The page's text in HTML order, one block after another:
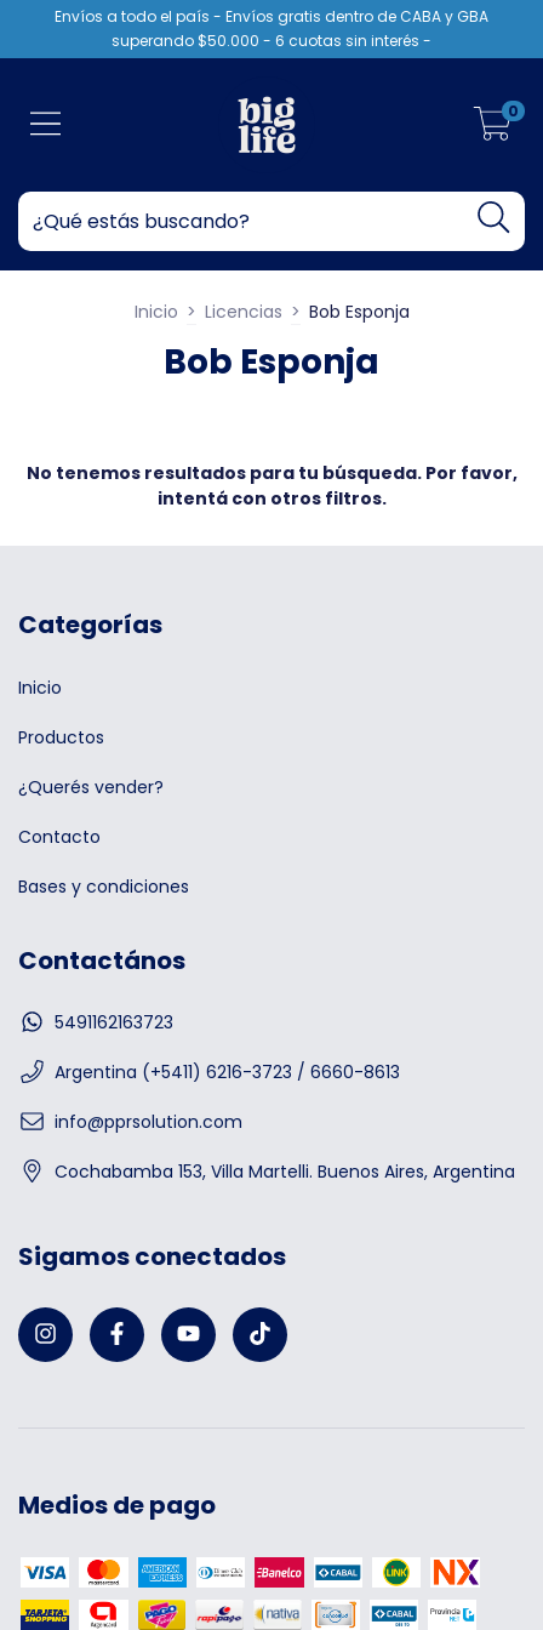
Envíos a todo el país - Envíos gratis dentro de CABA y GBA
superando $50.000 - 6 cuotas sin interés -
0
Inicio > Licencias > Bob Esponja
Bob Esponja
No tenemos resultados para tu búsqueda. Por favor,
intentá con otros filtros.
Categorías
Inicio
Productos
¿Querés vender?
Contacto
Bases y condiciones
Contactános
5491162163723
Argentina (+5411) 6216-3723 / 6660-8613
info@pprsolution.com
Cochabamba 153, Villa Martelli. Buenos Aires, Argentina
Sigamos conectados
Medios de pago